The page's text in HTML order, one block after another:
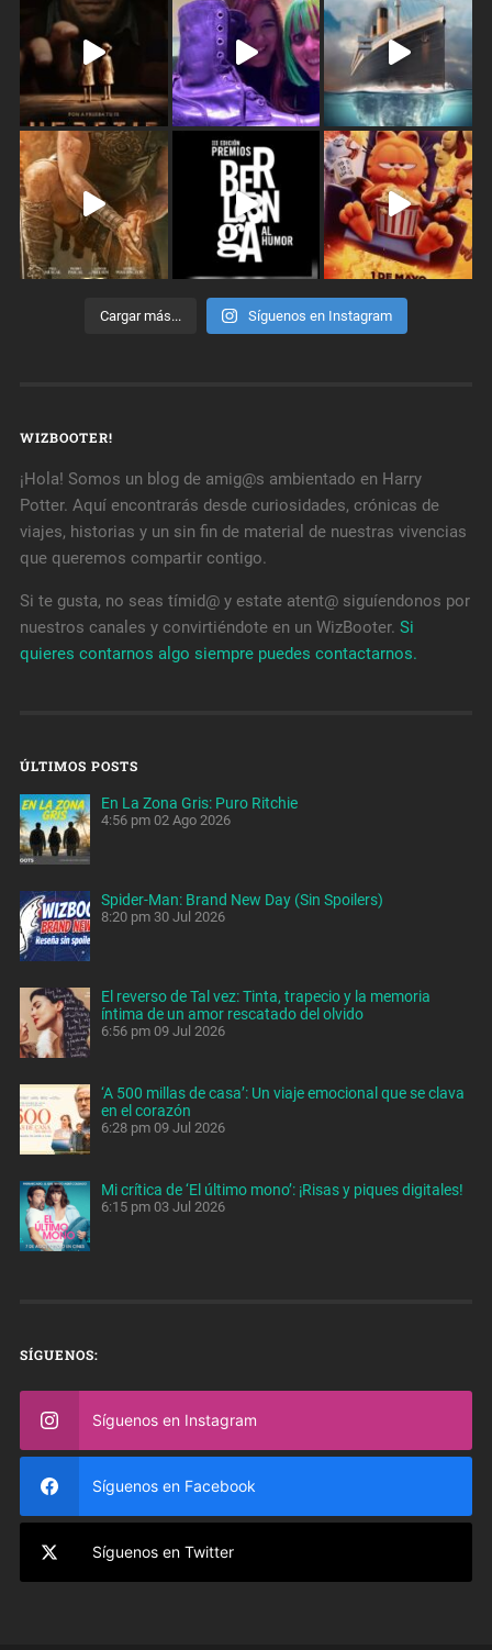
Cargar más... Síguenos en Instagram
WIZBOOTER!
¡Hola! Somos un blog de amig@s ambientado en Harry
Potter. Aquí encontrarás desde curiosidades, crónicas de
viajes, historias y un sin fin de material de nuestras vivencias
que queremos compartir contigo.
Si te gusta, no seas tímid@ y estate atent@ siguíendonos por
nuestros canales y convirtiéndote en un WizBooter. Si
quieres contarnos algo siempre puedes contactarnos.
ÚLTIMOS POSTS
En La Zona Gris: Puro Ritchie
4:56 pm 02 Ago 2026
Spider-Man: Brand New Day (Sin Spoilers)
8:20 pm 30 Jul 2026
El reverso de Tal vez: Tinta, trapecio y la memoria
íntima de un amor rescatado del olvido
6:56 pm 09 Jul 2026
‘A 500 millas de casa’: Un viaje emocional que se clava
en el corazón
6:28 pm 09 Jul 2026
Mi crítica de ‘El último mono’: ¡Risas y piques digitales!
6:15 pm 03 Jul 2026
SÍGUENOS:
Síguenos en Instagram
Síguenos en Facebook
Síguenos en Twitter